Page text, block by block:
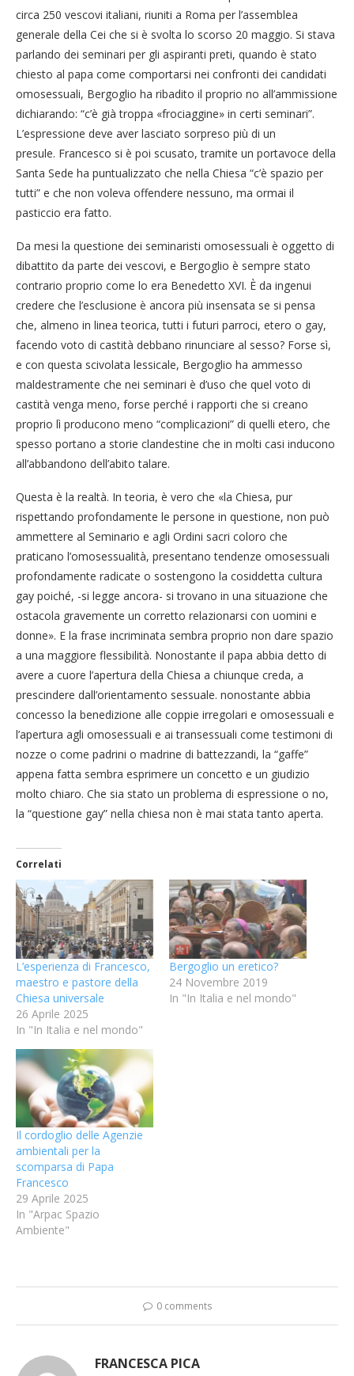
circa 250 vescovi italiani, riuniti a Roma per l’assemblea
generale della Cei che si è svolta lo scorso 20 maggio. Si stava
parlando dei seminari per gli aspiranti preti, quando è stato
chiesto al papa come comportarsi nei confronti dei candidati
omosessuali, Bergoglio ha ribadito il proprio no all’ammissione
dichiarando: “c’è già troppa «frociaggine» in certi seminari”.
L’espressione deve aver lasciato sorpreso più di un
presule. Francesco si è poi scusato, tramite un portavoce della
Santa Sede ha puntualizzato che nella Chiesa “c’è spazio per
tutti” e che non voleva offendere nessuno, ma ormai il
pasticcio era fatto.
Da mesi la questione dei seminaristi omosessuali è oggetto di
dibattito da parte dei vescovi, e Bergoglio è sempre stato
contrario proprio come lo era Benedetto XVI. È da ingenui
credere che l’esclusione è ancora più insensata se si pensa
che, almeno in linea teorica, tutti i futuri parroci, etero o gay,
facendo voto di castità debbano rinunciare al sesso? Forse sì,
e con questa scivolata lessicale, Bergoglio ha ammesso
maldestramente che nei seminari è d’uso che quel voto di
castità venga meno, forse perché i rapporti che si creano
proprio lì producono meno “complicazioni” di quelli etero, che
spesso portano a storie clandestine che in molti casi inducono
all’abbandono dell’abito talare.
Questa è la realtà. In teoria, è vero che «la Chiesa, pur
rispettando profondamente le persone in questione, non può
ammettere al Seminario e agli Ordini sacri coloro che
praticano l’omosessualità, presentano tendenze omosessuali
profondamente radicate o sostengono la cosiddetta cultura
gay poiché, -si legge ancora- si trovano in una situazione che
ostacola gravemente un corretto relazionarsi con uomini e
donne». E la frase incriminata sembra proprio non dare spazio
a una maggiore flessibilità. Nonostante il papa abbia detto di
avere a cuore l’apertura della Chiesa a chiunque creda, a
prescindere dall’orientamento sessuale. nonostante abbia
concesso la benedizione alle coppie irregolari e omosessuali e
l’apertura agli omosessuali e ai transessuali come testimoni di
nozze o come padrini o madrine di battezzandi, la “gaffe”
appena fatta sembra esprimere un concetto e un giudizio
molto chiaro. Che sia stato un problema di espressione o no,
la “questione gay” nella chiesa non è mai stata tanto aperta.
Correlati
L’esperienza di Francesco,
maestro e pastore della
Chiesa universale
26 Aprile 2025
In "In Italia e nel mondo"
Bergoglio un eretico?
24 Novembre 2019
In "In Italia e nel mondo"
Il cordoglio delle Agenzie
ambientali per la
scomparsa di Papa
Francesco
29 Aprile 2025
In "Arpac Spazio
Ambiente"
0 comments
FRANCESCA PICA